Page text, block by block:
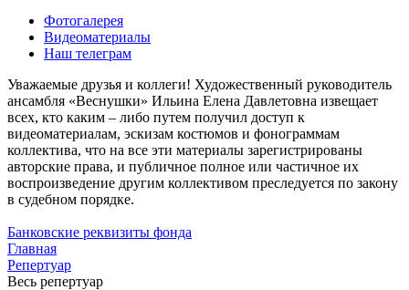
Фотогалерея
Видеоматериалы
Наш телеграм
Уважаемые друзья и коллеги! Художественный руководитель
ансамбля «Веснушки» Ильина Елена Давлетовна извещает
всех, кто каким – либо путем получил доступ к
видеоматериалам, эскизам костюмов и фонограммам
коллектива, что на все эти материалы зарегистрированы
авторские права, и публичное полное или частичное их
воспроизведение другим коллективом преследуется по закону
в судебном порядке.
Банковские реквизиты фонда
Главная
Репертуар
Весь репертуар